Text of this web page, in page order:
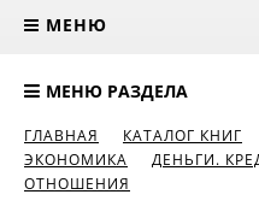
МЕНЮ
МЕНЮ РАЗДЕЛА
ГЛАВНАЯ КАТАЛОГ КНИГ
ЭКОНОМИКА
ДЕНЬГИ.
ОТНОШЕНИЯ